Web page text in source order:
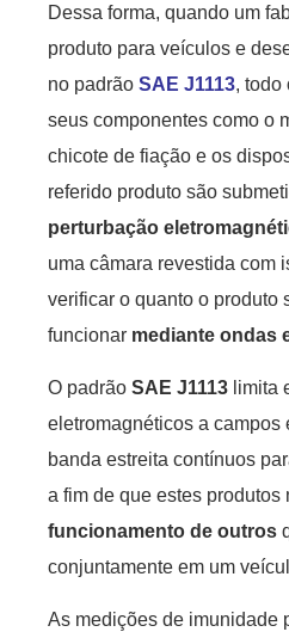
Dessa forma, quando um
produto para veículos e
no padrão SAE J1113, todo
seus componentes como o
chicote de fiação e os
referido produto são
perturbação
uma câmara revestida com
verificar o quanto o produto
funcionar mediante ondas
O padrão SAE J1113 limita
eletromagnéticos a campos
banda estreita contínuos
a fim de que estes produtos
funcionamento de outros
conjuntamente em um
As medições de imunidade